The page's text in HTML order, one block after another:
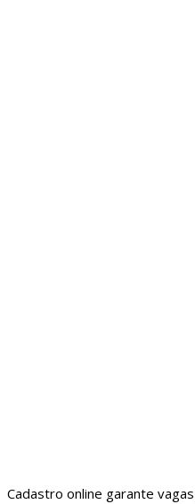
Cadastro online garante